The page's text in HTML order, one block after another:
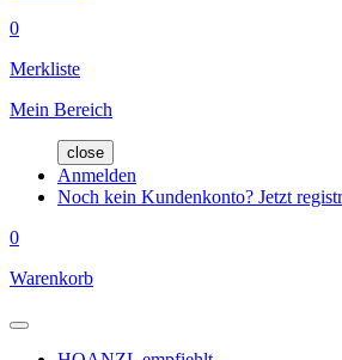
0
Merkliste
Mein Bereich
close
Anmelden
Noch kein Kundenkonto? Jetzt
0
Warenkorb